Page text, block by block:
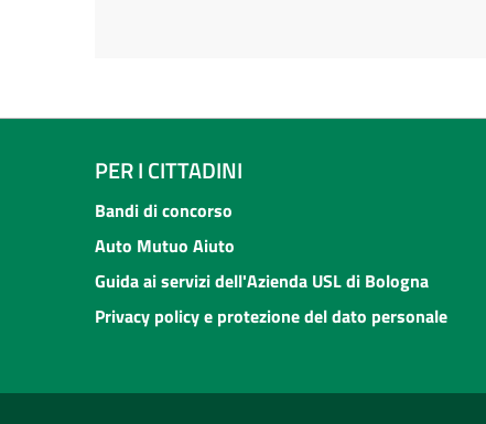
PER I CITTADINI
Bandi di concorso
Auto Mutuo Aiuto
Guida ai servizi dell'Azienda USL di Bologna
Privacy policy e protezione del dato personale